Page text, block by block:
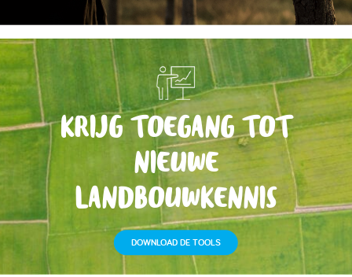
KRIJG TOEGANG TOT
NIEUWE
LANDBOUWKENNIS
DOWNLOAD DE TOOLS